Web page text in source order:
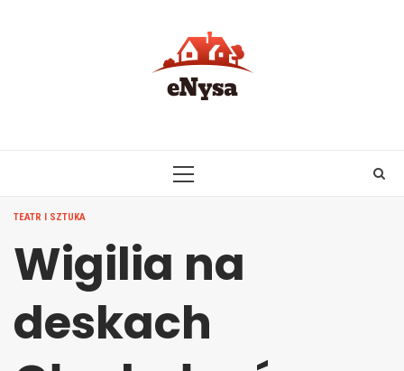
PRIMARY
TEATR I SZTUKA
Wigilia na
deskach